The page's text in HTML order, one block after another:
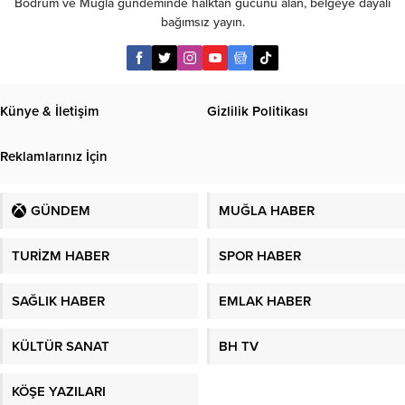
bağımsız yayın.
Künye & İletişim Gizlilik Politikası
Reklamlarınız İçin
GÜNDEM MUĞLA HABER
TURİZM HABER SPOR HABER
SAĞLIK HABER EMLAK HABER
KÜLTÜR SANAT BH TV
KÖŞE YAZILARI